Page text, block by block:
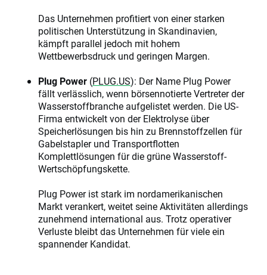
Das Unternehmen profitiert von einer starken
politischen Unterstützung in Skandinavien,
kämpft parallel jedoch mit hohem
Wettbewerbsdruck und geringen Margen.
Plug Power (PLUG.US): Der Name Plug Power
fällt verlässlich, wenn börsennotierte Vertreter der
Wasserstoffbranche aufgelistet werden. Die US-
Firma entwickelt von der Elektrolyse über
Speicherlösungen bis hin zu Brennstoffzellen für
Gabelstapler und Transportflotten
Komplettlösungen für die grüne Wasserstoff-
Wertschöpfungskette.
Plug Power ist stark im nordamerikanischen
Markt verankert, weitet seine Aktivitäten allerdings
zunehmend international aus. Trotz operativer
Verluste bleibt das Unternehmen für viele ein
spannender Kandidat.